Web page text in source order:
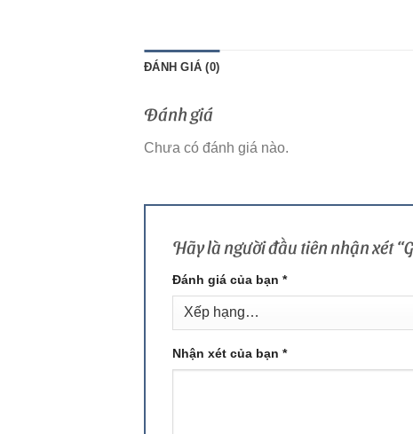
ĐÁNH GIÁ (0)
Đánh giá
Chưa có đánh giá nào.
Hãy là người đầu tiên nhận xét
Đánh giá của bạn *
Nhận xét của bạn *